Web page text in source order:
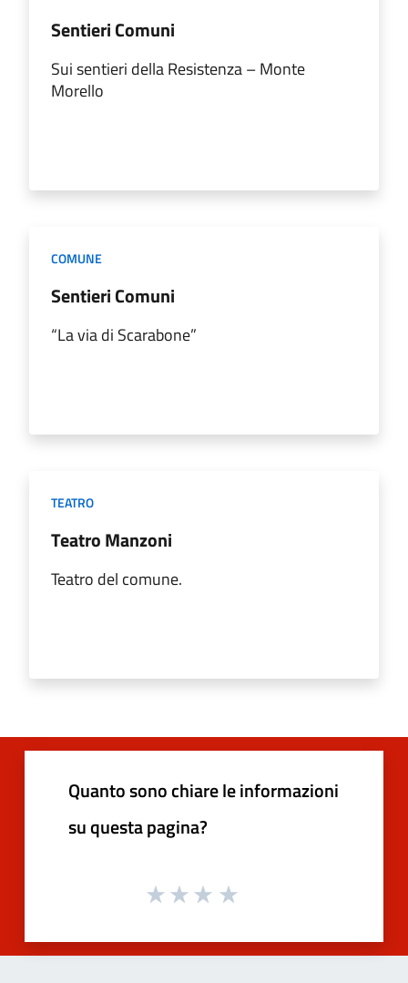
Sentieri Comuni
Sui sentieri della Resistenza – Monte
Morello
COMUNE
Sentieri Comuni
“La via di Scarabone”
TEATRO
Teatro Manzoni
Teatro del comune.
Quanto sono chiare le informazioni
su questa pagina?